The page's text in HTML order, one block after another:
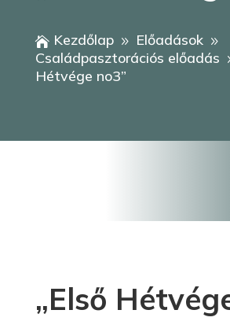
 Kezdőlap 9 Előadások 9
Családpasztorációs előadás
Hétvége no3”
„Első